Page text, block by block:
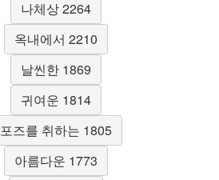
나체상 2264
옥내에서 2210
날씬한 1869
귀여운 1814
포즈를 취하는 1805
아름다운 1773